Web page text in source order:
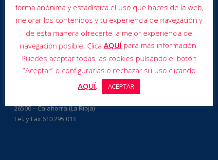
Club Deportivo Calahorra
26500 – Calahorra (La Rioja)
Tel. y Fax 610 295 013
forma anónima y estadística el uso que haces de la web,
mejorar los contenidos y tu experiencia de navegación y
de esta manera ofrecerte la mejor experiencia de
navegación posible. Clica AQUÍ para más información.
Puedes aceptar todas las cookies pulsando el botón
“Aceptar” o configurarlas o rechazar su uso clicando
AQUÍ. ACEPTAR